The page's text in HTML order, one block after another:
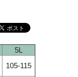
5L
105-115